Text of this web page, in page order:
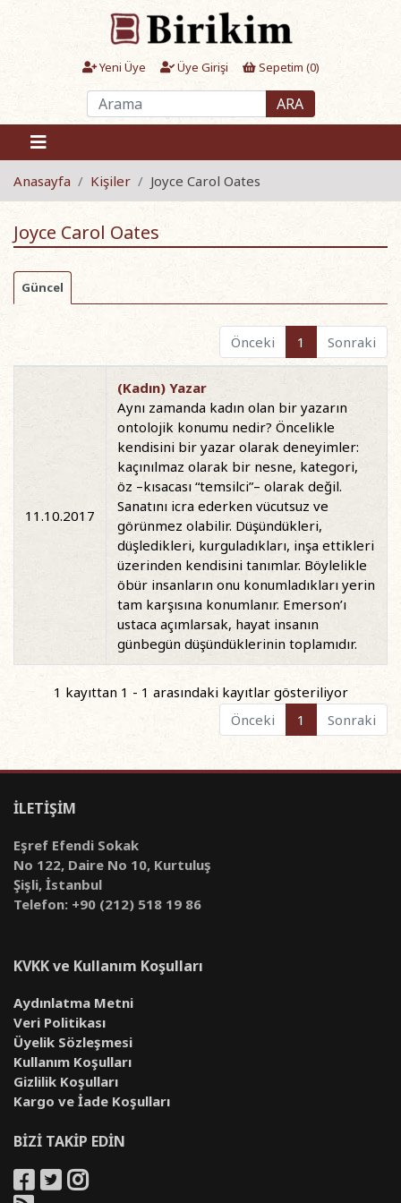
Yeni Üye Üye Girişi Sepetim (0)
ARA
Anasayfa Kişiler Joyce Carol Oates
Joyce Carol Oates
Güncel
Önceki 1 Sonraki
11.10.2017
(Kadın) Yazar
Aynı zamanda kadın olan bir yazarın
ontolojik konumu nedir? Öncelikle
kendisini bir yazar olarak deneyimler:
kaçınılmaz olarak bir nesne, kategori,
öz –kısacası “temsilci”– olarak değil.
Sanatını icra ederken vücutsuz ve
görünmez olabilir. Düşündükleri,
düşledikleri, kurguladıkları, inşa ettikleri
üzerinden kendisini tanımlar. Böylelikle
öbür insanların onu konumladıkları yerin
tam karşısına konumlanır. Emerson’ı
ustaca açımlarsak, hayat insanın
günbegün düşündüklerinin toplamıdır.
1 kayıttan 1 - 1 arasındaki kayıtlar gösteriliyor
Önceki
1 Sonraki
İLETİŞİM
Eşref Efendi Sokak
No 122, Daire No 10, Kurtuluş
Şişli, İstanbul
Telefon: +90 (212) 518 19 86
KVKK ve Kullanım Koşulları
Aydınlatma Metni
Veri Politikası
Üyelik Sözleşmesi
Kullanım Koşulları
Gizlilik Koşulları
Kargo ve İade Koşulları
BİZİ TAKİP EDİN